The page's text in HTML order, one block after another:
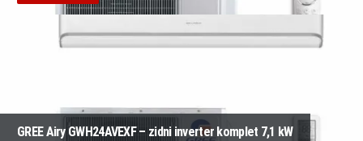
GREE Airy GWH24AVEXF – zidni inverter komplet 7,1 kW